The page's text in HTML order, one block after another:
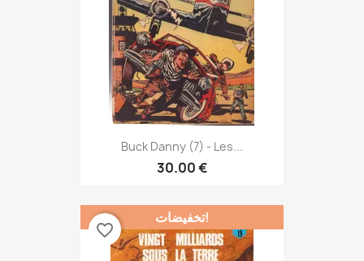
Buck Danny (7) - Les...
30.00 €
تخفيضات!
favorite_border